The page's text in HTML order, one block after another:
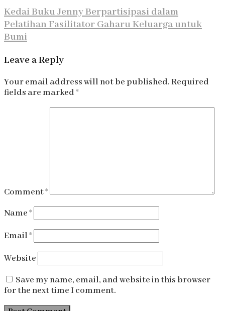
Kedai Buku Jenny Berpartisipasi dalam
Pelatihan Fasilitator Gaharu Keluarga untuk
Bumi
Leave a Reply
Your email address will not be published.Required
fields are marked*
Comment*
Name*
Email*
Website
Save my name, email, and website in this browser
for the next time I comment.